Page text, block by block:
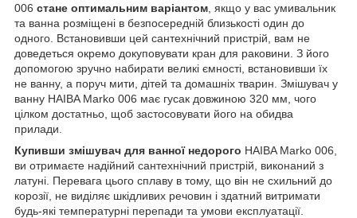
006 стане оптимальним варіантом , якщо у вас умивальник
та ванна розміщені в безпосередній близькості один до
одного. Встановивши цей сантехнічний пристрій, вам не
доведеться окремо докуповувати кран для раковини. З його
допомогою зручно набирати великі ємності, встановивши їх
не ванну, а поруч мити, дітей та домашніх тварин. Змішувач у
ванну HAIBA Marko 006 має гусак довжиною 320 мм, чого
цілком достатньо, щоб застосовувати його на обидва
прилади.
Купивши змішувач для ванної недорого HAIBA Marko 006,
ви отримаєте надійний сантехнічний пристрій, виконаний з
латуні. Перевага цього сплаву в тому, що він не схильний до
корозії, не виділяє шкідливих речовин і здатний витримати
будь-які температурні перепади та умови експлуатації.